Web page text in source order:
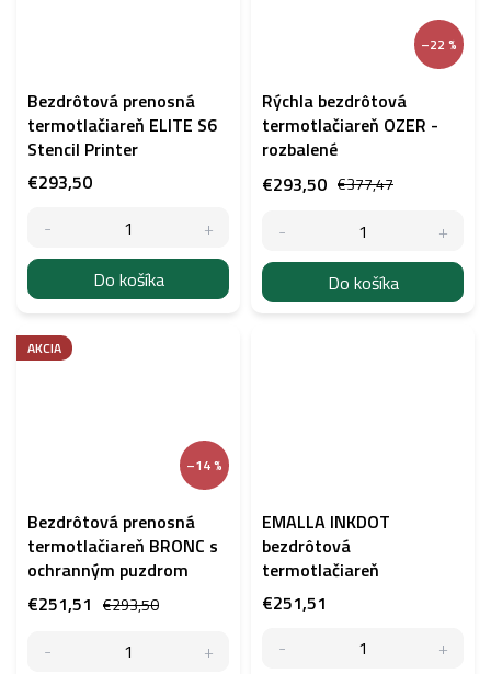
Bezdrôtová prenosná
termotlačiareň ELITE S6
Stencil Printer
€293,50
Do košíka
–22 %
Rýchla bezdrôtová
termotlačiareň OZER -
rozbalené
€377,47
€293,50
Do košíka
AKCIA
–14 %
Bezdrôtová prenosná
termotlačiareň BRONC s
ochranným puzdrom
€293,50
€251,51
EMALLA INKDOT
bezdrôtová
termotlačiareň
€251,51